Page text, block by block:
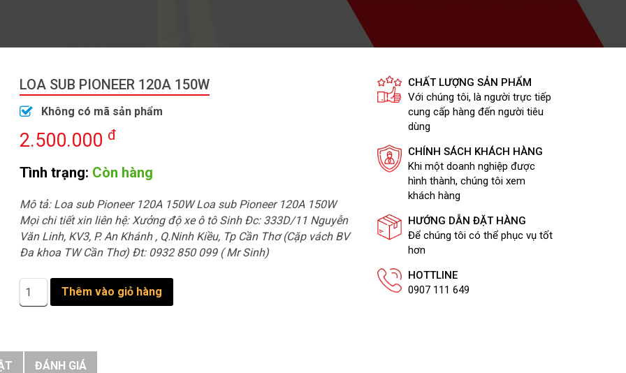
LOA SUB PIONEER 120A 150W
Không có mã sản phẩm
2.500.000 đ
Tình trạng: Còn hàng
Mô tả: Loa sub Pioneer 120A 150W Loa sub Pioneer 120A 150W
Mọi chi tiết xin liên hệ: Xưởng độ xe ô tô Sinh Đc: 333D/11 Nguyễn
Văn Linh, KV3, P. An Khánh , Q.Ninh Kiều, Tp Cần Thơ (Cặp vách BV
Đa khoa TW Cần Thơ) Đt: 0932 850 099 ( Mr Sinh)
Loa
sub
Thêm vào giỏ hàng
CHẤT LƯỢNG SẢN PHẨM
Với chúng tôi, là người trực tiếp
cung cấp hàng đến người tiêu
dùng
CHÍNH SÁCH KHÁCH HÀNG
Khi một doanh nghiệp được
hình thành, chúng tôi xem
khách hàng
HƯỚNG DẪN ĐẶT HÀNG
Để chúng tôi có thể phục vụ tốt
hơn
HOTTLINE
0907 111 649
ĐÁNH GIÁ